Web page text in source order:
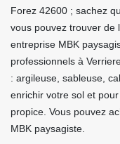
Forez 42600 ; sachez
vous pouvez trouver de
entreprise MBK
professionnels à
: argileuse, sableuse,
enrichir votre sol et
propice. Vous pouvez
MBK paysagiste.